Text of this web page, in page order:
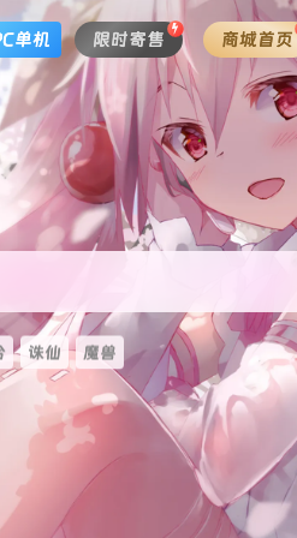
单机 限时寄售 商城首页
诛仙 魔兽